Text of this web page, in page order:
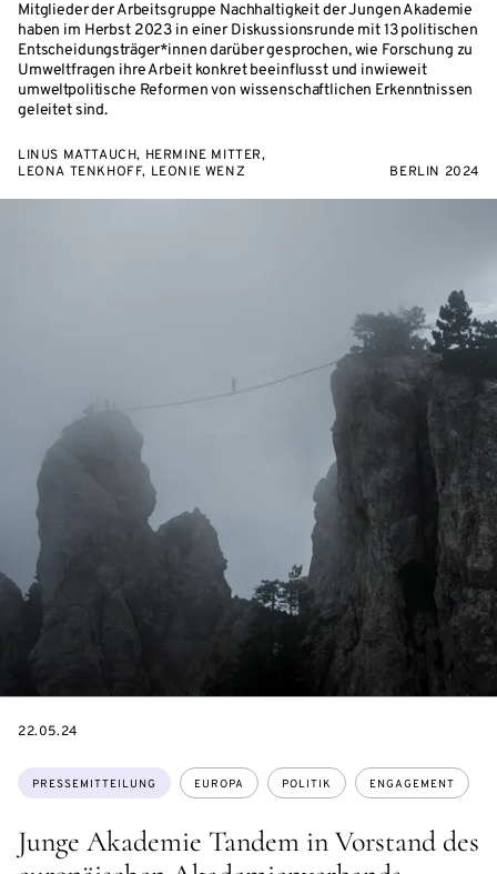
Mitglieder der Arbeitsgruppe Nachhaltigkeit der Jungen Akademie
haben im Herbst 2023 in einer Diskussionsrunde mit 13 politischen
Entscheidungsträger*innen darüber gesprochen, wie Forschung zu
Umweltfragen ihre Arbeit konkret beeinflusst und inwieweit
umweltpolitische Reformen von wissenschaftlichen Erkenntnissen
geleitet sind.
LINUS MATTAUCH, HERMINE MITTER,
LEONA TENKHOFF, LEONIE WENZ
BERLIN 2024
Junge Akademie Tandem in Vorstand des
Themen:
PRESSEMITTEILUNG EUROPA POLITIK ENGAGEMENT
DATE
22.05.24